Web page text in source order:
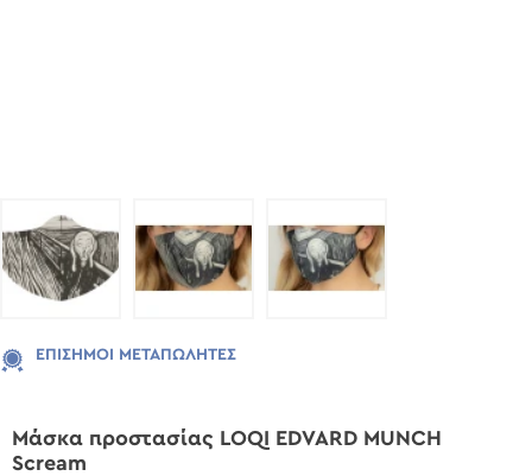
ΕΠΊΣΗΜΟΙ ΜΕΤΑΠΩΛΗΤΈΣ
Μάσκα προστασίας LOQI EDVARD MUNCH
Scream